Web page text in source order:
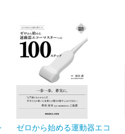
ゼロから始める運動器エコ